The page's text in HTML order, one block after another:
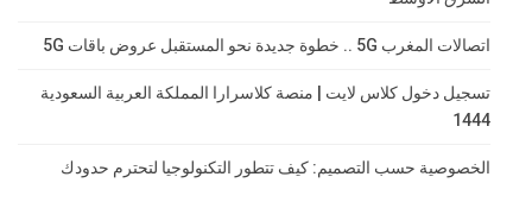
اتصالات المغرب 5G .. خطوة جديدة نحو المستقبل عروض باقات 5G
تسجيل دخول كلاس لايت | منصة كلاسرارا المملكة العربية السعودية
1444
الخصوصية حسب التصميم: كيف تتطور التكنولوجيا لتحترم حدودك